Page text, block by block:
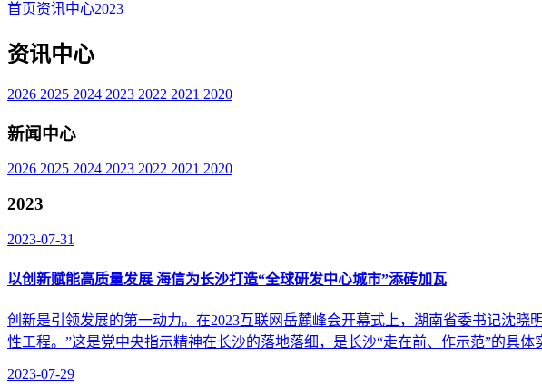
首页资讯中心2023
资讯中心
2026 2025 2024 2023 2022 2021 2020
新闻中心
2026 2025 2024 2023 2022 2021 2020
2023
2023-07-31
以创新赋能高质量发展 海信为长沙打造“全球研发中心城市”添砖加瓦
创新是引领发展的第一动力。在2023互联网岳麓峰会开幕式上，湖南省委书记沈
性工程。”这是党中央指示精神在长沙的落地落细，是长沙“走在前、作示范”的具
2023-07-29